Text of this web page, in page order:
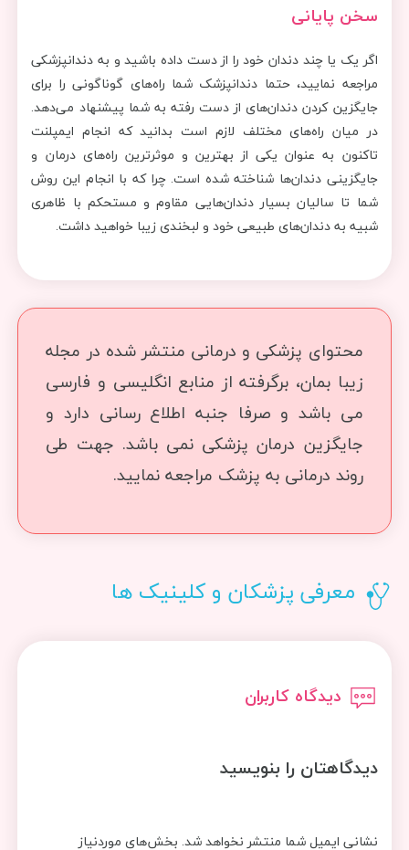
سخن پایانی
اگر یک یا چند دندان خود را از دست داده باشید و به دندانپزشکی
مراجعه نمایید، حتما دندانپزشک شما راه‌های گوناگونی را برای
جایگزین کردن دندان‌های از دست رفته به شما پیشنهاد می‌دهد.
در میان راه‌های مختلف لازم است بدانید که انجام ایمپلنت
تاکنون به عنوان یکی از بهترین و موثرترین راه‌های درمان و
جایگزینی دندان‌ها شناخته شده است. چرا که با انجام این روش
شما تا سالیان بسیار دندان‌هایی مقاوم و مستحکم با ظاهری
شبیه به دندان‌های طبیعی خود و لبخندی زیبا خواهید داشت.
محتوای پزشکی و درمانی منتشر شده در مجله
زیبا بمان، برگرفته از منابع انگلیسی و فارسی
می باشد و صرفا جنبه اطلاع رسانی دارد و
جایگزین درمان پزشکی نمی باشد. جهت طی
روند درمانی به پزشک مراجعه نمایید.
معرفی پزشکان و کلینیک ها
دیدگاه کاربران
دیدگاهتان را بنویسید
نشانی ایمیل شما منتشر نخواهد شد. بخش‌های موردنیاز